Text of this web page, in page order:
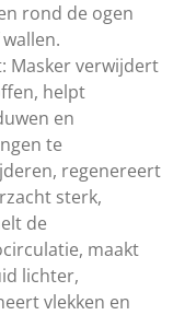
rond de ogen
Masker verwijdert
helpt
en
te
regenereert
sterk,
de
maakt
lichter,
vlekken en